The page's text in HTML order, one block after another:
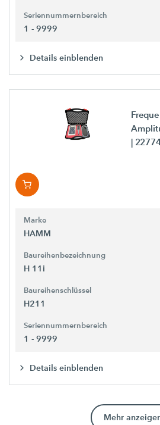
Seriennummernbereich
1 - 9999
Details einblenden
|
Marke
HAMM
Baureihenbezeichnung
H 11i
Baureihenschlüssel
H211
Seriennummernbereich
1 - 9999
Details einblenden
Mehr